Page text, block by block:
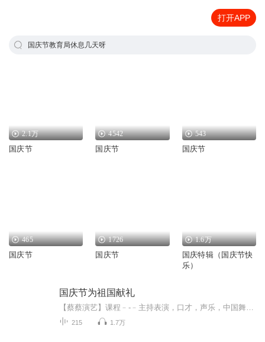
打开APP
国庆节教育局休息几天呀
2.1万
国庆节
4542
国庆节
543
国庆节
465
国庆节
1726
国庆节
1.6万
国庆特辑（国庆节快
乐）
国庆节为祖国献礼
215 1.7万